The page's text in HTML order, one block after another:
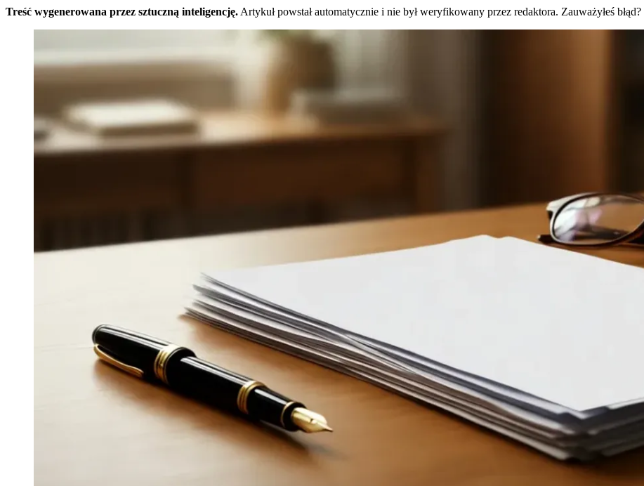
Treść wygenerowana przez sztuczną inteligencję. Artykuł powstał automatycznie i nie był weryfikowany przez redaktora. Zauważyłeś błąd?